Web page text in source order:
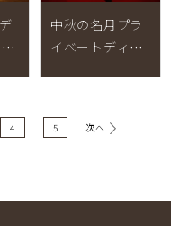
中秋の名月プラ
イベートディナ
了】
4 5 次へ